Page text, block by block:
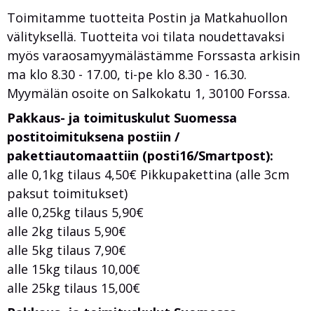
Toimitamme tuotteita Postin ja Matkahuollon
välityksellä. Tuotteita voi tilata noudettavaksi
myös varaosamyymälästämme Forssasta arkisin
ma klo 8.30 - 17.00, ti-pe klo 8.30 - 16.30.
Myymälän osoite on Salkokatu 1, 30100 Forssa.
Pakkaus- ja toimituskulut Suomessa
postitoimituksena postiin /
pakettiautomaattiin (posti16/Smartpost):
alle 0,1kg tilaus 4,50€ Pikkupakettina (alle 3cm
paksut toimitukset)
alle 0,25kg tilaus 5,90€
alle 2kg tilaus 5,90€
alle 5kg tilaus 7,90€
alle 15kg tilaus 10,00€
alle 25kg tilaus 15,00€